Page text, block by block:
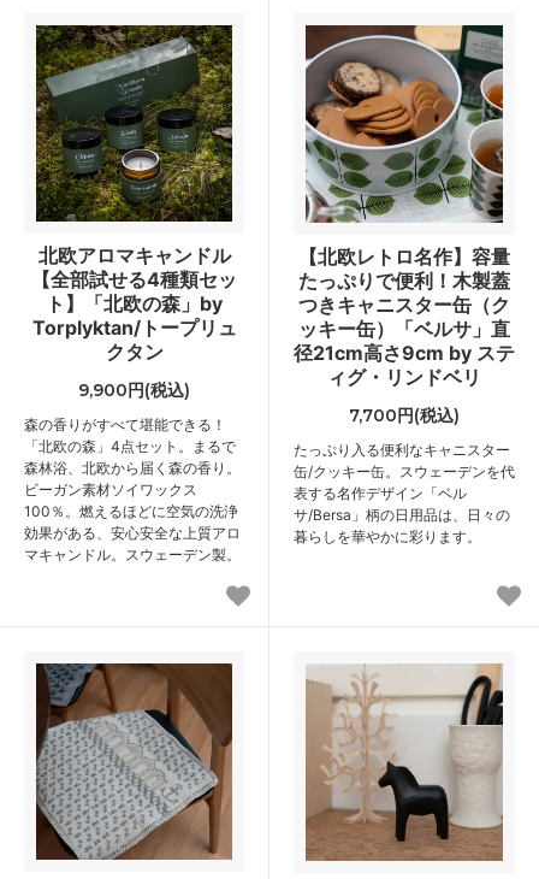
北欧アロマキャンドル
【全部試せる4種類セッ
ト】「北欧の森」by
Torplyktan/トープリュ
クタン
9,900円(税込)
森の香りがすべて堪能できる！
「北欧の森」4点セット。まるで
森林浴、北欧から届く森の香り。
ビーガン素材ソイワックス
100％。燃えるほどに空気の洗浄
効果がある、安心安全な上質アロ
マキャンドル。スウェーデン製。
【北欧レトロ名作】容量
たっぷりで便利！木製蓋
つきキャニスター缶（ク
ッキー缶）「ベルサ」直
径21cm高さ9cm by ステ
ィグ・リンドベリ
7,700円(税込)
たっぷり入る便利なキャニスター
缶/クッキー缶。スウェーデンを代
表する名作デザイン「ベル
サ/Bersa」柄の日用品は、日々の
暮らしを華やかに彩ります。